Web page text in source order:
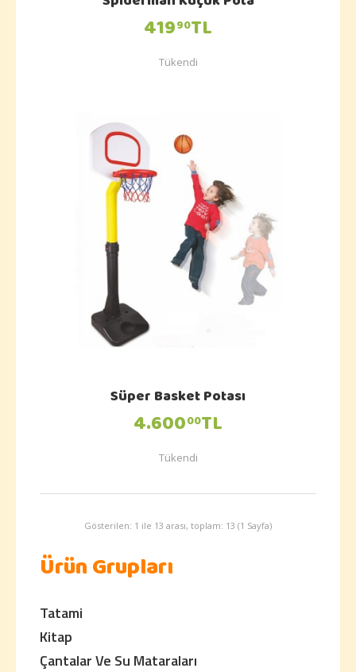
41990TL
Tükendi
Süper Basket Potası
4.60000TL
Tükendi
Gösterilen: 1 ile 13 arası, toplam: 13 (1 Sayfa)
Ürün Grupları
Tatami
Kitap
Çantalar Ve Su Mataraları